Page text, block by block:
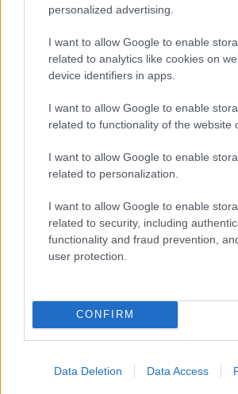
personalized advertising.
I want to allow Google to enable
related to analytics like cookies on
device identifiers in apps.
I want to allow Google to enable
related to functionality of the website
I want to allow Google to enable
related to personalization.
I want to allow Google to enable
related to security, including
functionality and fraud prevention,
user protection.
CONFIRM
Data Deletion Data Access
τα τελευταία λεπτά της διαδρομής
χωματόδρομο. Από τη Χαλκίδα,
νότια Εύβοια και Πετριές-Αγίους
συνέχεια στρίβετε αριστερά προς
από 10 λεπτά θα συναντήσετε
Χερόμυλο.
Άγιος Δημήτριος